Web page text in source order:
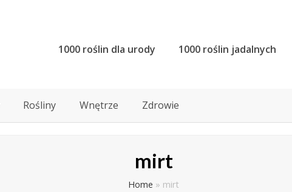
1000 roślin dla urody 1000 roślin jadalnych
Rośliny Wnętrze Zdrowie
mirt
Home » mirt